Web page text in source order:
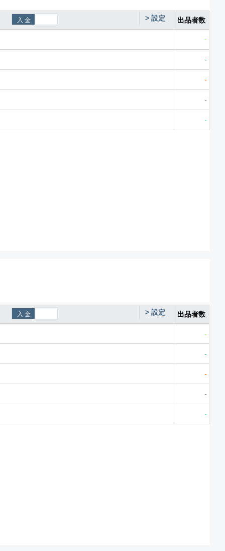
> 設定 出品者数
-
-
-
-
-
> 設定 出品者数
-
-
-
-
-